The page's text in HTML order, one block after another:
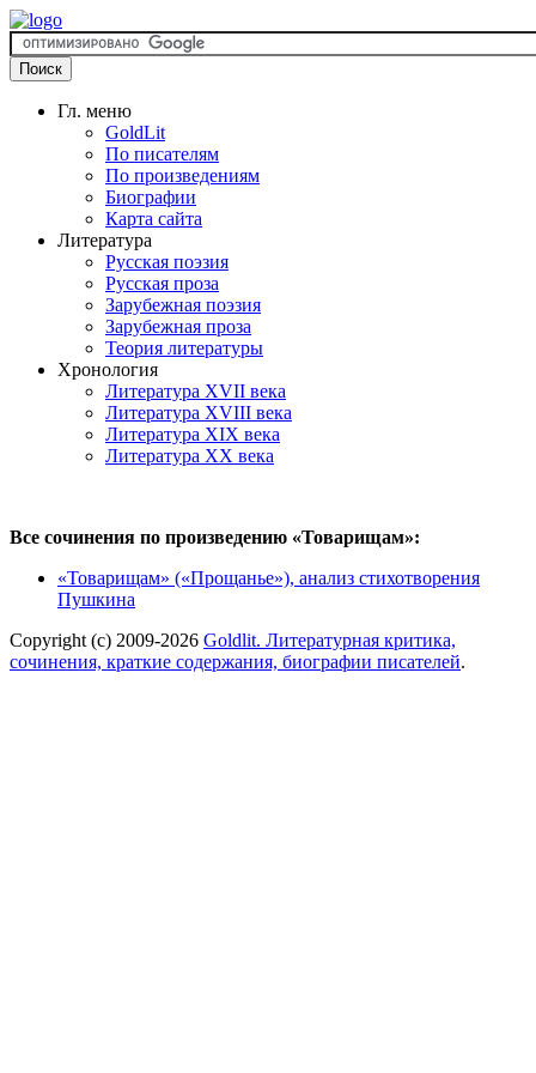
Гл. меню
GoldLit
По писателям
По произведениям
Биографии
Карта сайта
Литература
Русская поэзия
Русская проза
Зарубежная поэзия
Зарубежная проза
Теория литературы
Хронология
Литература XVII века
Литература XVIII века
Литература XIX века
Литература XX века
Все сочинения по произведению «Товарищам»:
«Товарищам» («Прощанье»), анализ стихотворения
Пушкина
Copyright (c) 2009-2026 Goldlit. Литературная критика,
сочинения, краткие содержания, биографии писателей.